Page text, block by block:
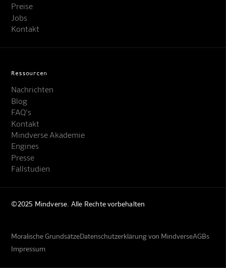
Preise
Jobs
Kontakt
Ressourcen
Nachrichten
Blog
FAQ's
Kontakt
Mindverse Akademie
Engines
Presse
Fallstudien
©2025 Mindverse. Alle Rechte vorbehalten
Moralische GrundsätzeDatenschutzerklärung von MindverseAGBs
Impressum